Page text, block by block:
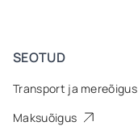
SEOTUD
Transport ja mereõigus
Maksuõigus